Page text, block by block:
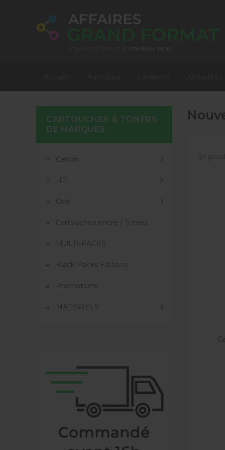
CARTOUCHES & TONERS
DE MARQUES
Canon
HP
Océ
Cartouches encre / Toners
MULTI-PACKS
Black Packs Editions
Promotions
MATERIELS